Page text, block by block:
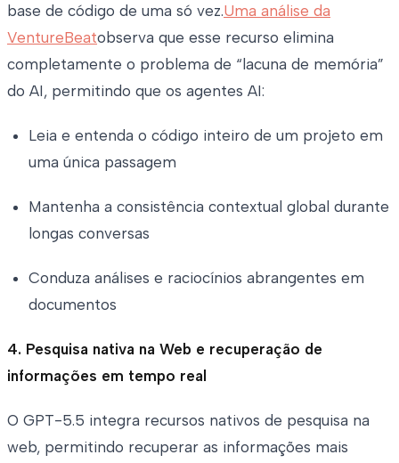
base de código de uma só vez.Uma análise da
VentureBeatobserva que esse recurso elimina
completamente o problema de “lacuna de memória”
do AI, permitindo que os agentes AI:
Leia e entenda o código inteiro de um projeto em
uma única passagem
Mantenha a consistência contextual global durante
longas conversas
Conduza análises e raciocínios abrangentes em
documentos
4. Pesquisa nativa na Web e recuperação de
informações em tempo real
O GPT-5.5 integra recursos nativos de pesquisa na
web, permitindo recuperar as informações mais